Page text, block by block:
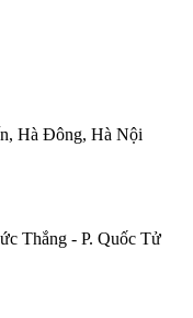
Hà Đông, Hà Nội
Thắng - P. Quốc Tử